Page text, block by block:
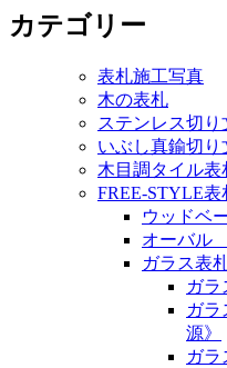
カテゴリー
表札施工写真
木の表札
ステンレス切り
いぶし真鍮切り
木目調タイル表
FREE-STYLE表
ウッドベ
オーバル
ガラス表
ガラ
ガラ
源》
ガ